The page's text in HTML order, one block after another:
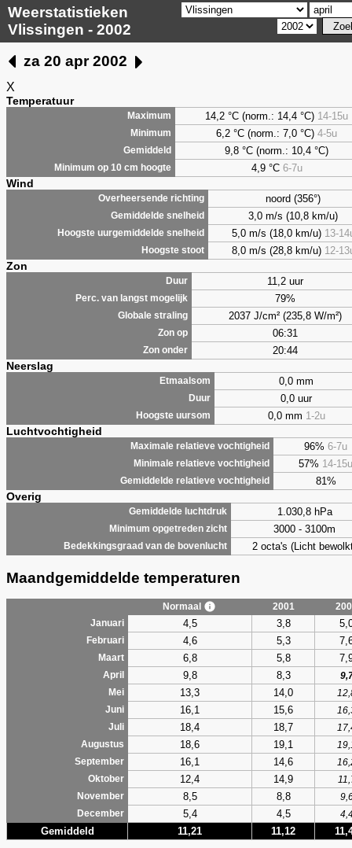
Weerstatistieken
Vlissingen - 2002
za 20 apr 2002
X
Temperatuur
Maximum 14,2 °C (norm.: 14,4 °C) 14-15u
Minimum 6,2 °C (norm.: 7,0 °C) 4-5u
Gemiddeld 9,8 °C (norm.: 10,4 °C)
Minimum op 10 cm hoogte 4,9°C 6-7u
Wind
Overheersende richting noord (356°)
Gemiddelde snelheid 3,0 m/s (10,8 km/u)
Hoogste uurgemiddelde snelheid 5,0 m/s (18,0 km/u) 13-
Hoogste stoot 8,0 m/s (28,8 km/u) 12-
Zon
Duur 11,2 uur
Perc. van langst mogelijk 79%
Globale straling 2037 J/cm² (235,8 W/m²)
Zon op 06:31
Zon onder 20:44
Neerslag
Etmaalsom 0,0 mm
Duur 0,0 uur
Hoogste uursom 0,0 mm 1-2u
Luchtvochtigheid
Maximale relatieve vochtigheid 96% 6-7u
Minimale relatieve vochtigheid 57% 14-15u
Gemiddelde relatieve vochtigheid 81%
Overig
Gemiddelde luchtdruk 1.030,8 hPa
Minimum opgetreden zicht 3000 - 3100m
Bedekkingsgraad van de bovenlucht 2 octa's (Licht
Maandgemiddelde temperaturen
Normaal 2001
Januari
4,5 3,8
Februari 4,6 5,3
Maart 6,8 5,8
April 9,8 8,3
Mei
13,3 14,0
Juni
16,1 15,6
Juli
18,4 18,7
Augustus
18,6 19,1
September
16,1 14,6
Oktober
12,4 14,9
November
8,5 8,8
December
5,4 4,5
Gemiddeld 11,21 11,12